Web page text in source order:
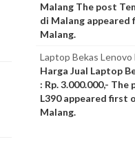
Malang The post
di Malang appeared
Malang.
Laptop Bekas Lenovo
Harga Jual Laptop
: Rp. 3.000.000,-
L390 appeared first
Malang.